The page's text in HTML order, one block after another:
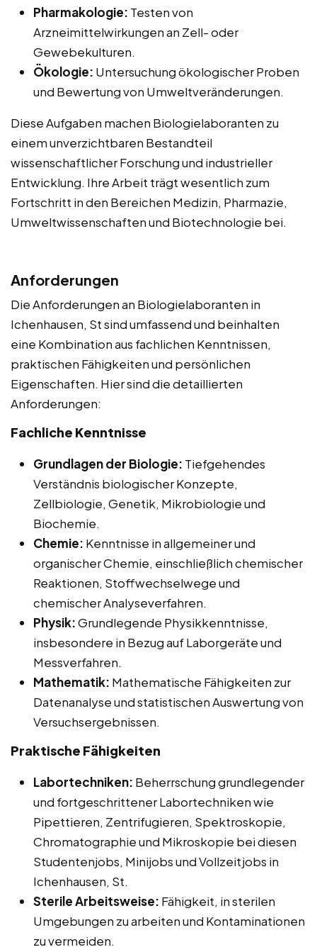
Pharmakologie: Testen von
Arzneimittelwirkungen an Zell- oder
Gewebekulturen.
Ökologie: Untersuchung ökologischer Proben
und Bewertung von Umweltveränderungen.
Diese Aufgaben machen Biologielaboranten zu
einem unverzichtbaren Bestandteil
wissenschaftlicher Forschung und industrieller
Entwicklung. Ihre Arbeit trägt wesentlich zum
Fortschritt in den Bereichen Medizin, Pharmazie,
Umweltwissenschaften und Biotechnologie bei.
Anforderungen
Die Anforderungen an Biologielaboranten in
Ichenhausen, St sind umfassend und beinhalten
eine Kombination aus fachlichen Kenntnissen,
praktischen Fähigkeiten und persönlichen
Eigenschaften. Hier sind die detaillierten
Anforderungen:
Fachliche Kenntnisse
Grundlagen der Biologie: Tiefgehendes
Verständnis biologischer Konzepte,
Zellbiologie, Genetik, Mikrobiologie und
Biochemie.
Chemie: Kenntnisse in allgemeiner und
organischer Chemie, einschließlich chemischer
Reaktionen, Stoffwechselwege und
chemischer Analyseverfahren.
Physik:Grundlegende Physikkenntnisse,
insbesondere in Bezug auf Laborgeräte und
Messverfahren.
Mathematik: Mathematische Fähigkeiten zur
Datenanalyse und statistischen Auswertung von
Versuchsergebnissen.
Praktische Fähigkeiten
Labortechniken: Beherrschung grundlegender
und fortgeschrittener Labortechniken wie
Pipettieren, Zentrifugieren, Spektroskopie,
Chromatographie und Mikroskopie bei diesen
Studentenjobs, Minijobs und Vollzeitjobs in
Ichenhausen, St.
Sterile Arbeitsweise: Fähigkeit, in sterilen
Umgebungen zu arbeiten und Kontaminationen
zu vermeiden.